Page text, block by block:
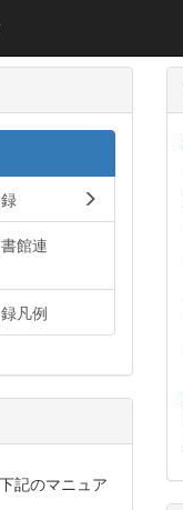
館連
凡例
記のマニュア